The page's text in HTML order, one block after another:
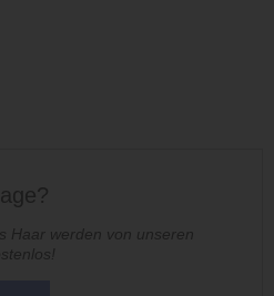
Haar werden von unseren